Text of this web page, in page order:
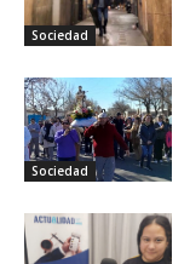
Sociedad
Sociedad